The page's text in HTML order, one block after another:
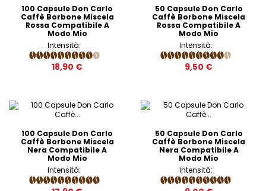
100 Capsule Don Carlo
Caffè Borbone Miscela
Rossa Compatibile A
Modo Mio
Intensità:
18,90 €
50 Capsule Don Carlo
Caffè Borbone Miscela
Rossa Compatibile A
Modo Mio
Intensità:
9,50 €
100 Capsule Don Carlo
Caffè Borbone Miscela
Nera Compatibile A
Modo Mio
Intensità:
50 Capsule Don Carlo
Caffè Borbone Miscela
Nera Compatibile A
Modo Mio
Intensità: